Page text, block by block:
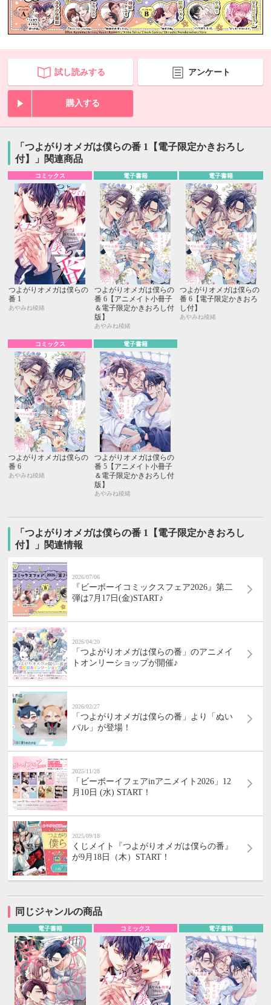
試し読みする アンケート
購入する
「つよがりオメガは僕らの番 1【電子限定かきおろし
付】」関連商品
コミックス
つよがりオメガは僕らの
番 1
あやみね稜緒
電子書籍
つよがりオメガは僕らの
番 6【アニメイト小冊子
＆電子限定かきおろし付
版】
あやみね稜緒
電子書籍
つよがりオメガは僕らの
番 6【電子限定かきおろ
し付】
あやみね稜緒
コミックス
つよがりオメガは僕らの
番 6
あやみね稜緒
電子書籍
つよがりオメガは僕らの
番 5【アニメイト小冊子
＆電子限定かきおろし付
版】
あやみね稜緒
「つよがりオメガは僕らの番 1【電子限定かきおろし
付】」関連情報
2026/07/06
『ビーボーイコミックスフェア2026』第二
弾は7月17日(金)START♪
2026/04/20
「つよがりオメガは僕らの番」のアニメイ
トオンリーショップが開催♪
2026/02/27
「つよがりオメガは僕らの番」より「ぬい
パル」が登場！
2025/11/28
「ビーボーイフェアinアニメイト2026」12
月10日 (水) START！
2025/09/18
くじメイト『つよがりオメガは僕らの番』
が9月18日（木）START！
同じジャンルの商品
電子書籍 コミックス 電子書籍